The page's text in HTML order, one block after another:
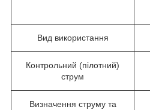
Вид використання
Контрольний (пілотний)
струм
Визначення струму та